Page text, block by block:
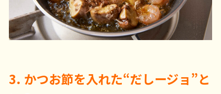
3. かつお節を入れた“だしージョ”と